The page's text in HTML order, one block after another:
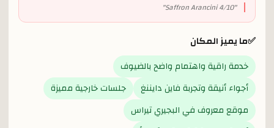
"
Saffron Arancini 4/10
"
✅ما يميز المكان
خدمة راقية واهتمام واضح بالضيوف
أجواء أنيقة وتجربة فاين دايننغ
جلسات خارجية مميزة
موقع معروف في البجيري تيراس